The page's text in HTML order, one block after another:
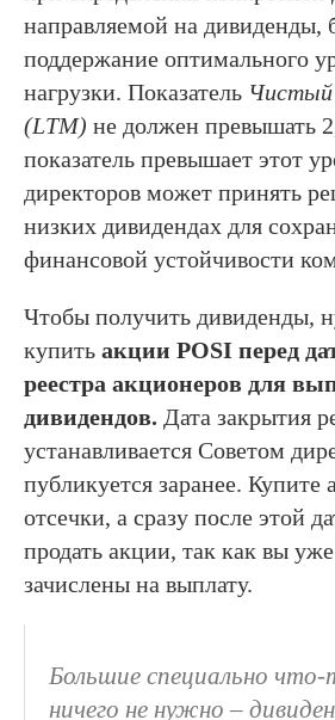
направляемой на дивиденды,
поддержание оптимального
нагрузки. Показатель Чистый
(LTM) не должен превышать
показатель превышает этот
директоров может принять
низких дивидендах для
финансовой устойчивости
Чтобы получить дивиденды,
купить акции POSI перед
реестра акционеров для
дивидендов. Дата закрытия
устанавливается Советом
публикуется заранее. Купите
отсечки, а сразу после этой
продать акции, так как вы уже
зачислены на выплату.
Большие специально
ничего не нужно –